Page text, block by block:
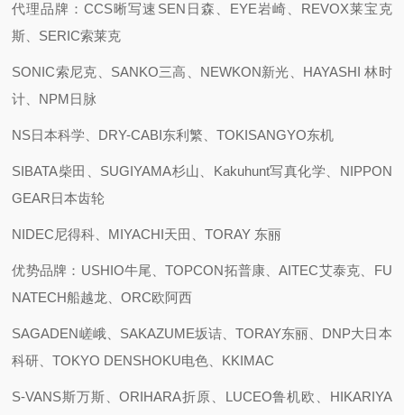
代理品牌：CCS晰写速 SEN日森、EYE岩崎、REVOX莱宝克
斯、SERIC索莱克
SONIC索尼克、SANKO三高、NEWKON新光、HAYASHI 林时
计、NPM日脉
NS日本科学、DRY-CABI东利繁、TOKISANGYO东机
SIBATA柴田、SUGIYAMA杉山、Kakuhunt写真化学、NIPPON
GEAR日本齿轮
NIDEC尼得科、MIYACHI天田、TORAY 东丽
优势品牌：USHIO牛尾、TOPCON拓普康、AITEC艾泰克、FU
NATECH船越龙、ORC欧阿西
SAGADEN嵯峨、SAKAZUME坂诘、TORAY东丽、DNP大日本
科研、TOKYO DENSHOKU电色、KKIMAC
S-VANS斯万斯、ORIHARA折原、LUCEO鲁机欧、HIKARIYA